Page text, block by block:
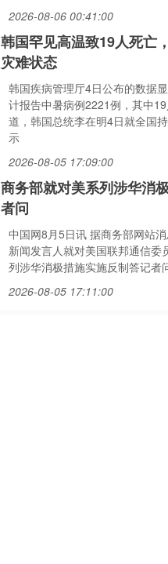
2026-08-06 00:41:00
韩国罕见高温致19人死亡
灾难状态
韩国疾病管理厅4日公布的数据
计报告中暑病例2221例，其中
道，韩国总统李在明4日就全国
示
2026-08-05 17:09:00
商务部就对美系列涉华消
者问
中国网8月5日讯 据商务部网站
新闻发言人就对美国联邦通信委
列涉华消极措施实施反制答记者
2026-08-05 17:11:00